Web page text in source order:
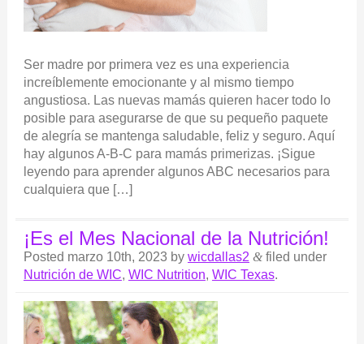
Ser madre por primera vez es una experiencia
increíblemente emocionante y al mismo tiempo
angustiosa. Las nuevas mamás quieren hacer todo lo
posible para asegurarse de que su pequeño paquete
de alegría se mantenga saludable, feliz y seguro. Aquí
hay algunos A-B-C para mamás primerizas. ¡Sigue
leyendo para aprender algunos ABC necesarios para
cualquiera que […]
¡Es el Mes Nacional de la Nutrición!
Posted marzo 10th, 2023 by wicdallas2 &filed under
Nutrición de WIC, WIC Nutrition, WIC Texas.